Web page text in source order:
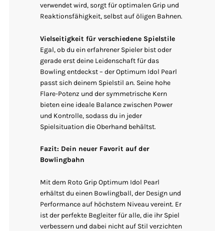
verwendet wird, sorgt für optimalen Grip und
Reaktionsfähigkeit, selbst auf öligen Bahnen.
Vielseitigkeit für verschiedene Spielstile
Egal, ob du ein erfahrener Spieler bist oder
gerade erst deine Leidenschaft für das
Bowling entdeckst – der Optimum Idol Pearl
passt sich deinem Spielstil an. Seine hohe
Flare-Potenz und der symmetrische Kern
bieten eine ideale Balance zwischen Power
und Kontrolle, sodass du in jeder
Spielsituation die Oberhand behältst.
Fazit: Dein neuer Favorit auf der
Bowlingbahn
Mit dem Roto Grip Optimum Idol Pearl
erhältst du einen Bowlingball, der Design und
Performance auf höchstem Niveau vereint. Er
ist der perfekte Begleiter für alle, die ihr Spiel
verbessern und dabei nicht auf Stil verzichten